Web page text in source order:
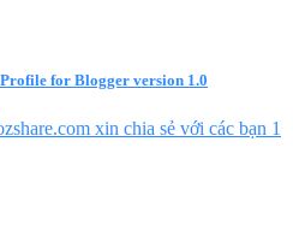
for Blogger version 1.0
xin chia sẻ với các bạn 1